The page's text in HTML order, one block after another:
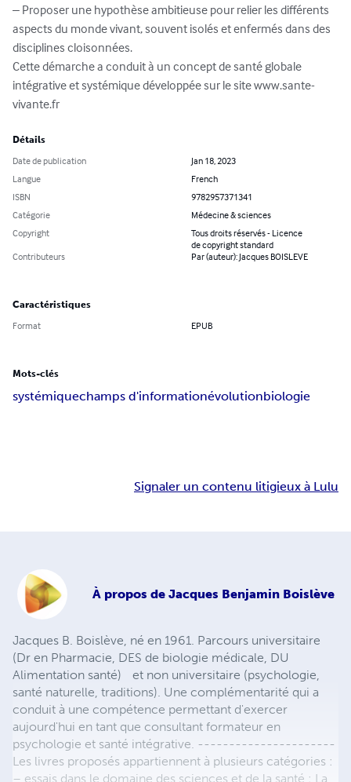
– Proposer une hypothèse ambitieuse pour relier les différents
aspects du monde vivant, souvent isolés et enfermés dans des
disciplines cloisonnées.
Cette démarche a conduit à un concept de santé globale
intégrative et systémique développée sur le site www.sante-
vivante.fr
Détails
Date de publication
Jan 18, 2023
Langue
French
ISBN
9782957371341
Catégorie
Médecine & sciences
Copyright
Tous droits réservés - Licence
de copyright standard
Contributeurs
Par (auteur): Jacques BOISLEVE
Caractéristiques
Format EPUB
Mots-clés
systémiquechamps d'informationévolutionbiologie
Signaler un contenu litigieux à Lulu
À propos de Jacques Benjamin Boislève
Jacques B. Boislève, né en 1961. Parcours universitaire
(Dr en Pharmacie, DES de biologie médicale, DU
Alimentation santé) et non universitaire (psychologie,
santé naturelle, traditions). Une complémentarité qui a
conduit à une compétence permettant d'exercer
aujourd'hui en tant que consultant formateur en
psychologie et santé intégrative. ----------------------
Les livres proposés appartiennent à plusieurs catégories :
– essais dans le domaine des sciences et de la santé : La